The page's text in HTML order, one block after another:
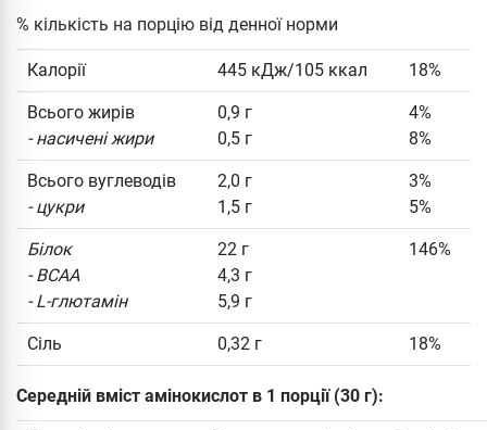
% кількість на порцію від денної норми
Калорії 445 кДж/105 ккал 18%
Всього жирів
- насичені жири
0,9 г
0,5 г
4%
8%
Всього вуглеводів
- цукри
2,0 г
1,5 г
3%
5%
Білок
- BCAA
- L-глютамін
22 г
4,3 г
5,9 г
146%
Сіль 0,32 г 18%
Середній вміст амінокислот в 1 порції (30 г):